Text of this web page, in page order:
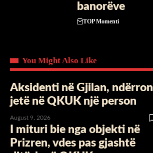
banorëve
TOP Momenti
You Might Also Like
Aksidenti në Gjilan, ndërron
jetë në QKUK një person
August 9, 2026
I mituri bie nga objekti në
Prizren, vdes pas gjashtë